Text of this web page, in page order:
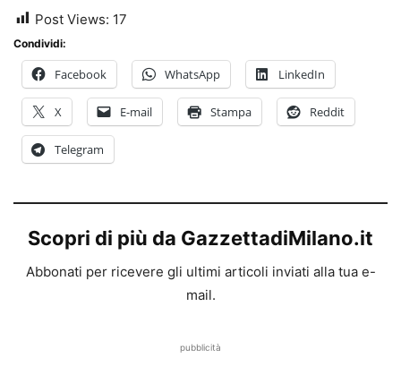
Post Views: 17
Condividi:
Facebook WhatsApp LinkedIn
X E-mail Stampa Reddit
Telegram
Scopri di più da GazzettadiMilano.it
Abbonati per ricevere gli ultimi articoli inviati alla tua e-
mail.
pubblicità